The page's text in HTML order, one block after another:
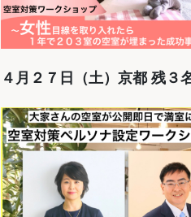
４月２７日（土）京都 残３